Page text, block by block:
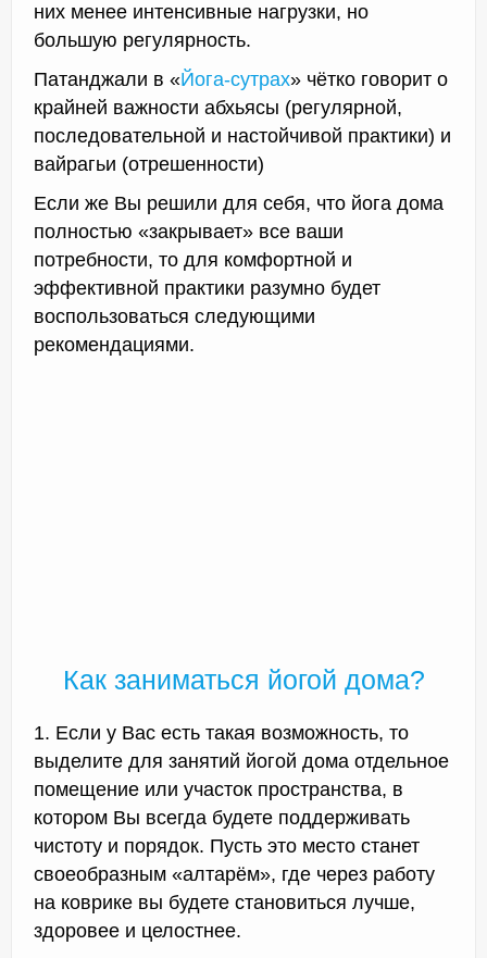
них менее интенсивные нагрузки, но
большую регулярность.
Патанджали в «Йога-сутрах» чётко говорит о
крайней важности абхьясы (регулярной,
последовательной и настойчивой практики) и
вайрагьи (отрешенности)
Если же Вы решили для себя, что йога дома
полностью «закрывает» все ваши
потребности, то для комфортной и
эффективной практики разумно будет
воспользоваться следующими
рекомендациями.
Как заниматься йогой дома?
1. Если у Вас есть такая возможность, то
выделите для занятий йогой дома отдельное
помещение или участок пространства, в
котором Вы всегда будете поддерживать
чистоту и порядок. Пусть это место станет
своеобразным «алтарём», где через работу
на коврике вы будете становиться лучше,
здоровее и целостнее.